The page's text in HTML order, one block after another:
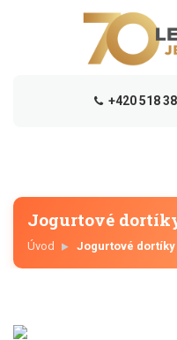
+420 518
Jogurtové
Úvod Jogurtové dortíky